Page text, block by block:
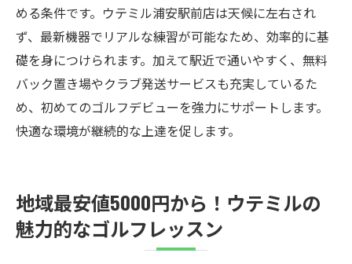
若年層向けのイベントやサービスが充実
ゴルフ仲間ができる交流の場としても最適
24時間いつでも練習可能！浦安駅前のゴルフス
クール
24時間いつでも通えるインドアゴルフスク
ールのメリット
深夜や早朝にも快適なゴルフ練習環境
多忙な社会人でも続けやすいインドアゴル
める条件です。ウテミル浦安駅前店は天候に左右され
ず、最新機器でリアルな練習が可能なため、効率的に基
礎を身につけられます。加えて駅近で通いやすく、無料
バック置き場やクラブ発送サービスも充実しているた
め、初めてのゴルフデビューを強力にサポートします。
快適な環境が継続的な上達を促します。
地域最安値5000円から！ウテミルの
魅力的なゴルフレッスン